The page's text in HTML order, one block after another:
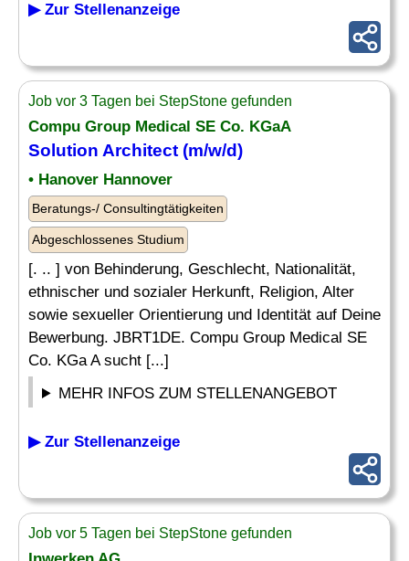
▶ Zur Stellenanzeige
Job vor 3 Tagen bei StepStone gefunden
Compu Group Medical SE Co. KGaA
Solution Architect (m/w/d)
• Hanover Hannover
Beratungs-/ Consultingtätigkeiten
Abgeschlossenes Studium
[. .. ] von Behinderung, Geschlecht, Nationalität,
ethnischer und sozialer Herkunft, Religion, Alter
sowie sexueller Orientierung und Identität auf Deine
Bewerbung. JBRT1DE. Compu Group Medical SE
Co. KGa A sucht [...]
MEHR INFOS ZUM STELLENANGEBOT
▶ Zur Stellenanzeige
Job vor 5 Tagen bei StepStone gefunden